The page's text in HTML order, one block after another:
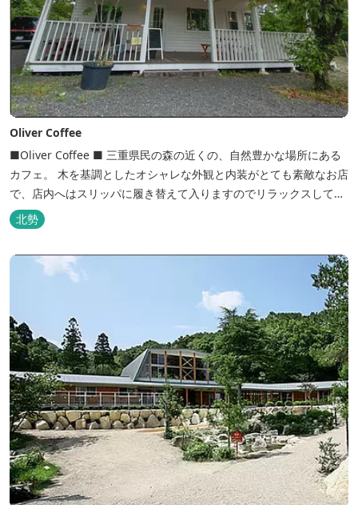
Oliver Coffee
■Oliver Coffee ■ 三重県民の森の近くの、自然豊かな場所にある
カフェ。 木を基調としたオシャレな外観と内装がとても素敵なお店
で、店内へはスリッパに履き替えて入りますのでリラックスして食
事を楽しめます。 席は店内にテーブル席や円卓、外のテラス席など
があり、お子様連れでも入りやすく居心地がいいカフェです。 森の
静かな雰囲気の中で、ゆっくり過ごすことができます。
北勢